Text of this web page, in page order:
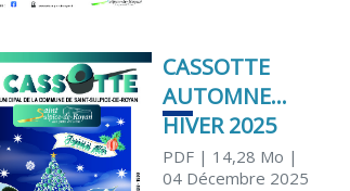
CASSOTTE
AUTOMNE
HIVER 2025
PDF| 14,28 Mo |
04 Décembre 2025